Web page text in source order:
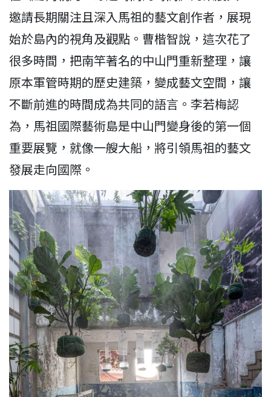
邀請長期關注且深入馬祖的藝文創作者，展現
始於島內的視角及觀點。曹楷智說，這次花了
很多時間，把南竿著名的中山門重新整理，讓
原本軍管時期的歷史建築，變成藝文空間，讓
不斷前進的時間成為共同的語言。李若梅認
為，馬祖國際藝術島是中山門變身後的第一個
重要展覽，就像一艘大船，將引領馬祖的藝文
發展走向國際。